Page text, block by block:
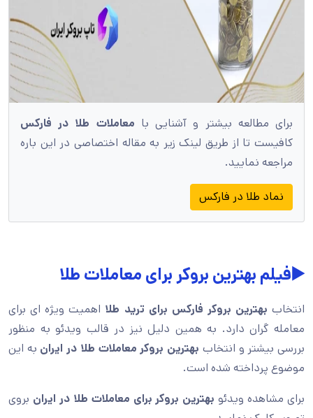
برای مطالعه بیشتر و آشنایی با معاملات طلا در فارکس
کافیست تا از طریق لینک زیر به مقاله اختصاصی در این باره
مراجعه نمایید.
نماد طلا در فارکس
▶️فیلم بهترین بروکر برای معاملات طلا
انتخاب بهترین بروکر فارکس برای ترید طلا اهمیت ویژه ای برای
معامله گران دارد. به همین دلیل نیز در قالب ویدئو به منظور
بررسی بیشتر و انتخاب بهترین بروکر معاملات طلا در ایران به این
موضوع پرداخته شده است.
برای مشاهده ویدئو بهترین بروکر برای معاملات طلا در ایران بروی